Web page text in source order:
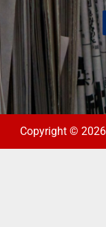
Copyright ©